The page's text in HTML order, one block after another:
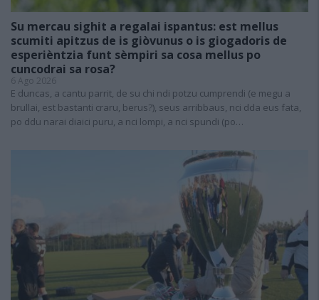
Su mercau sighit a regalai ispantus: est mellus
scumiti apitzus de is giòvunus o is giogadoris de
esperièntzia funt sèmpiri sa cosa mellus po
cuncodrai sa rosa?
6 Ago 2026
E duncas, a cantu parrit, de su chi ndi potzu cumprendi (e megu a
brullai, est bastanti craru, berus?), seus arribbaus, nci dda eus fata,
po ddu narai diaici puru, a nci lompi, a nci spundi (po…